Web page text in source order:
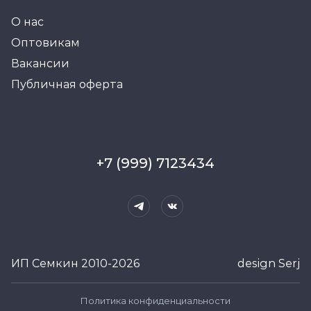
О нас
Оптовикам
Вакансии
Публичная оферта
ИП Семкин 2010-2026
+7 (999) 7123434
Политика конфиденциальности
design Serj